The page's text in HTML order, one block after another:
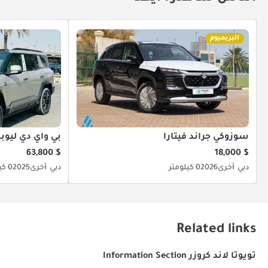
البريميوم
سوزوكي جراند فيتارا
$ 18,000
دبي أخرى20260 كيلومتر
بي واي دي
$ 63,800
دبي أخرى20250 كيلومتر
Related links
تويوتا لاند كروزر Information Section